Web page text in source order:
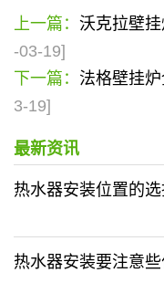
上一篇： 沃克拉壁
-03-19]
下一篇： 法格壁挂
3-19]
最新资讯
热水器安装位置的
热水器安装要注意些